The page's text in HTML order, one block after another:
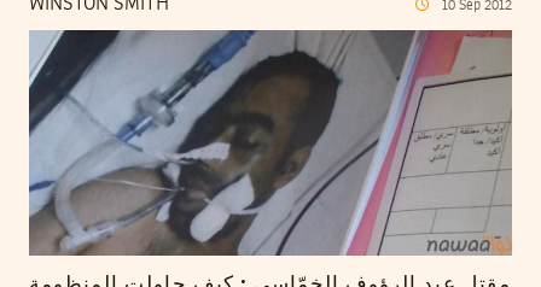
WINSTON SMITH 10 Sep 2012